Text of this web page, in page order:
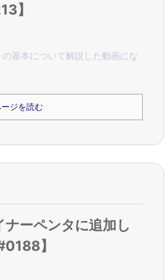
】
基本について解説した動画にな
ージを読む
ーペンタに追加し
】